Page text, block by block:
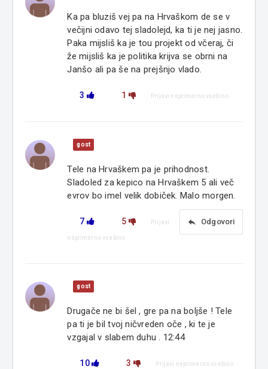
Ka pa bluziš vej pa na Hrvaškom de se v
večijni odavo tej sladolejd, ka ti je nej jasno.
Paka mijsliš ka je tou projekt od včeraj, či
že mijsliš ka je politika krijva se obrni na
Janšo ali pa še na prejšnjo vlado.
3 1 Prijavi neprimerno vsebino
gost
Tele na Hrvaškem pa je prihodnost.
Sladoled za kepico na Hrvaškem 5 ali več
evrov bo imel velik dobiček. Malo morgen.
7 5 reply Odgovori
Prijavi
neprimerno vsebino
gost
Drugače ne bi šel , gre pa na boljše ! Tele
pa ti je bil tvoj ničvreden oče , ki te je
vzgajal v slabem duhu . 12:44
10 3 Prijavi neprimerno vsebino